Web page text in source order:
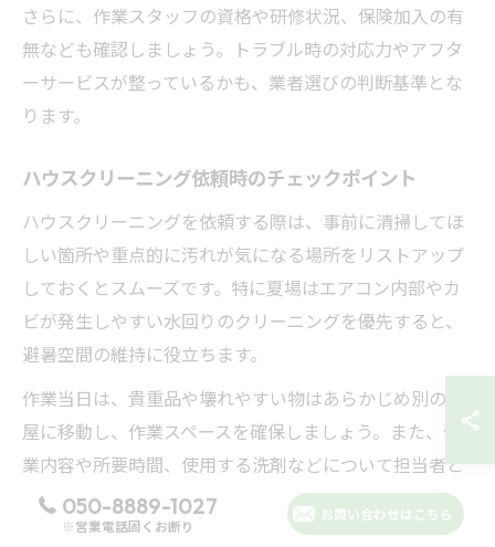
さらに、作業スタッフの資格や研修状況、保険加入の有
無なども確認しましょう。トラブル時の対応力やアフタ
ーサービスが整っているかも、業者選びの判断基準とな
ります。
ハウスクリーニング依頼時のチェックポイント
ハウスクリーニングを依頼する際は、事前に清掃してほ
しい箇所や重点的に汚れが気になる場所をリストアップ
しておくとスムーズです。特に夏場はエアコン内部やカ
ビが発生しやすい水回りのクリーニングを優先すると、
避暑空間の維持に役立ちます。
作業当日は、貴重品や壊れやすい物はあらかじめ別の部
屋に移動し、作業スペースを確保しましょう。また、作
業内容や所要時間、使用する洗剤などについて担当者と
最終確認を行うことが大切です。
作業後は仕上がりをチェックし、気になる点があればそ
050-8889-1027
※営業電話固くお断り
お問い合わせはこちら